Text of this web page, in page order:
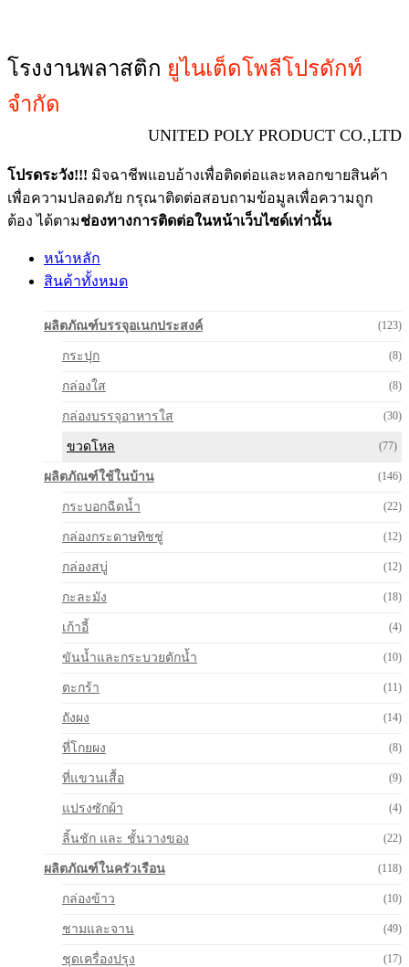
โรงงานพลาสติก ยูไนเต็ดโพลีโปรดักท์
จำกัด
UNITED POLY PRODUCT CO.,LTD
โปรดระวัง!!! มิจฉาชีพแอบอ้างเพื่อติดต่อและหลอกขายสินค้า
เพื่อความปลอดภัย กรุณาติดต่อสอบถามข้อมูลเพื่อความถูก
ต้อง ได้ตามช่องทางการติดต่อในหน้าเว็บไซด์เท่านั้น
หน้าหลัก
สินค้าทั้งหมด
ผลิตภัณฑ์บรรจุอเนกประสงค์ (123)
กระปุก (8)
กล่องใส (8)
กล่องบรรจุอาหารใส (30)
ขวดโหล (77)
ผลิตภัณฑ์ใช้ในบ้าน (146)
กระบอกฉีดน้ำ (22)
กล่องกระดาษทิชชู่ (12)
กล่องสบู่ (12)
กะละมัง (18)
เก้าอี้ (4)
ขันน้ำและกระบวยตักน้ำ (10)
ตะกร้า (11)
ถังผง (14)
ที่โกยผง (8)
ที่แขวนเสื้อ (9)
แปรงซักผ้า (4)
ลิ้นชัก และ ชั้นวางของ (22)
ผลิตภัณฑ์ในครัวเรือน (118)
กล่องข้าว (10)
ชามและจาน (49)
ชุดเครื่องปรุง (17)